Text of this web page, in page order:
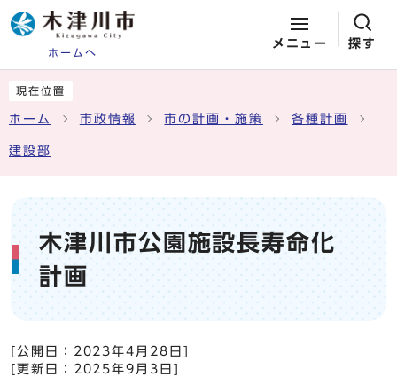
ホームへ
メニュー 探す
現在位置
ホーム 市政情報 市の計画・施策 各種計画
建設部
木津川市公園施設長寿命化
計画
[公開日： 2023年4月28日
[更新日： 2025年9月3日